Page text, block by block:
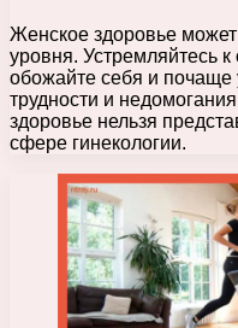
Женское здоровье может
уровня. Устремляйтесь
обожайте себя и
трудности и
здоровье нельзя
сфере гинекологии.